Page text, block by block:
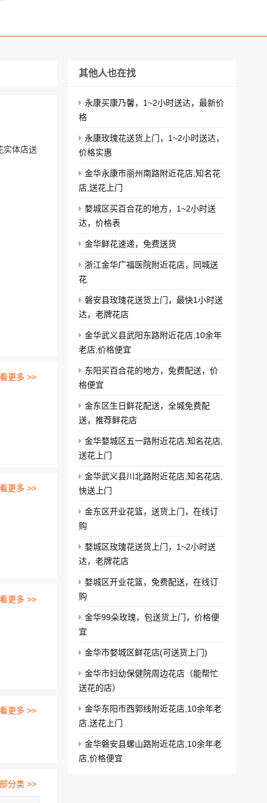
实体店送
更多 >>
更多 >>
更多 >>
更多 >>
分类 >>
其他人也在找
永康买康乃馨，1~2小时送达，最新价
格
永康玫瑰花送货上门，1~2小时送达，
价格实惠
金华永康市丽州南路附近花店,知名花
店,送花上门
婺城区买百合花的地方，1~2小时送
达，价格表
金华鲜花速递，免费送货
浙江金华广福医院附近花店，同城送
花
磐安县玫瑰花送货上门，最快1小时送
达，老牌花店
金华武义县武阳东路附近花店,10余年
老店,价格便宜
东阳买百合花的地方，免费配送，价
格便宜
金东区生日鲜花配送，全城免费配
送，推荐鲜花店
金华婺城区五一路附近花店,知名花店,
送花上门
金华武义县川北路附近花店,知名花店,
快送上门
金东区开业花篮，送货上门，在线订
购
婺城区玫瑰花送货上门，1~2小时送
达，老牌花店
婺城区开业花篮，免费配送，在线订
购
金华99朵玫瑰，包送货上门，价格便
宜
金华市婺城区鲜花店(可送货上门)
金华市妇幼保健院周边花店（能帮忙
送花的店）
金华东阳市西郭线附近花店,10余年老
店,送花上门
金华磐安县螺山路附近花店,10余年老
店,价格便宜